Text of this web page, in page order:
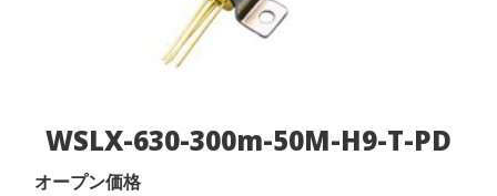
WSLX-630-300m-50M-H9-T-PD
オープン価格